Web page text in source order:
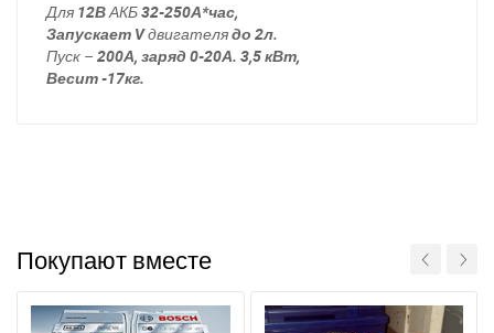
Для 12ВАКБ32-250А*час,
Запускает Vдвигателядо 2л.
Пуск – 200А, заряд 0-20А. 3,5 кВт,
Весит -17кг.
Покупают вместе